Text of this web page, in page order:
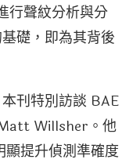
行聲紋分析與分
礎，即為其背後
刊特別訪談 BAE
Willsher。他
提升偵測準確度